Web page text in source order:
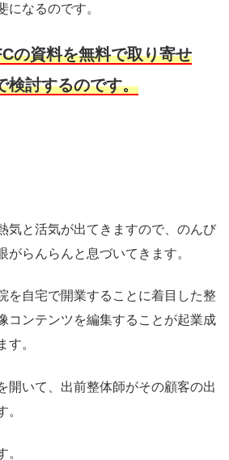
になるのです。
の資料を無料で取り寄せ
検討するのです。
気と活気が出てきますので、のんび
がらんらんと息づいてきます。
を自宅で開業することに着目した整
コンテンツを編集することが起業成
す。
開いて、出前整体師がその顧客の出
。
。